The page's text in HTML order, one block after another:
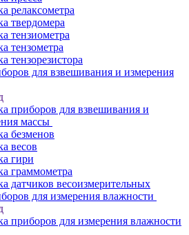
релаксометра
твердомера
тензиометра
тензометра
тензорезистора
для взвешивания и измерения
приборов для взвешивания и
массы
безменов
весов
гири
граммометра
датчиков весоизмерительных
для измерения влажности
приборов для измерения влажности